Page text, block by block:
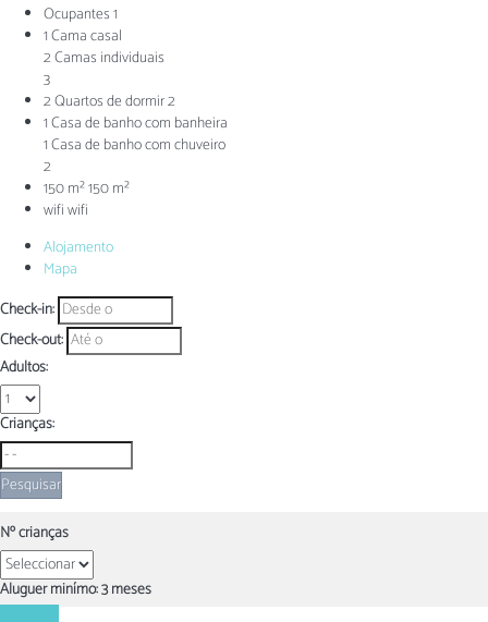
Ocupantes1
1 Cama casal
2 Camas individuais
3
2 Quartos de dormir2
1 Casa de banho com banheira
1 Casa de banho com chuveiro
2
150 m²150 m²
wifiwifi
Alojamento
Mapa
Check-in:
Check-out:
Adultos:
Crianças:
Pesquisar
Nº crianças
Aluguer minímo: 3 meses